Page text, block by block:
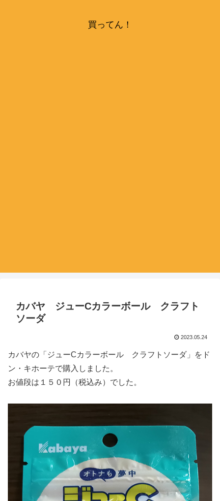
買ってん！
カバヤ ジューCカラーボール クラフト
ソーダ
2023.05.24
カバヤの「ジューCカラーボール クラフトソーダ」をド
ン・キホーテで購入しました。
お値段は１５０円（税込み）でした。